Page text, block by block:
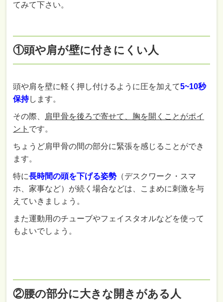
てみて下さい。
①頭や肩が壁に付きにくい人
頭や肩を壁に軽く押し付けるように圧を加えて5~10秒
保持します。
その際、
肩甲骨を後ろで寄せて、胸を開くことがポイ
ント です。
ちょうど肩甲骨の間の部分に緊張を感じることができ
ます。
特に長時間の頭を下げる姿勢 （デスクワーク・スマ
ホ、家事など）が続く場合などは、こまめに刺激を与
えていきましょう。
また運動用のチューブやフェイスタオルなどを使って
もよいでしょう。
②腰の部分に大きな開きがある人